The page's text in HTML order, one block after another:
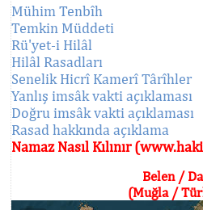
Mühim Tenbîh
Temkin Müddeti
Rü'yet-i Hilâl
Hilâl Rasadları
Senelik Hicrî Kamerî Târîhler
Yanlış imsâk vakti açıklaması
Doğru imsâk vakti açıklaması
Rasad hakkında açıklama
Namaz Nasıl Kılınır
Belen /
(Muğla /